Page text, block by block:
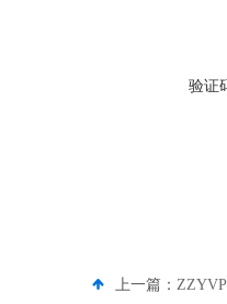
验证
上一篇：